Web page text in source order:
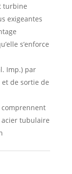
turbine
exigeantes
s’enforce
Imp.) par
de sortie de
comprennent
acier tubulaire